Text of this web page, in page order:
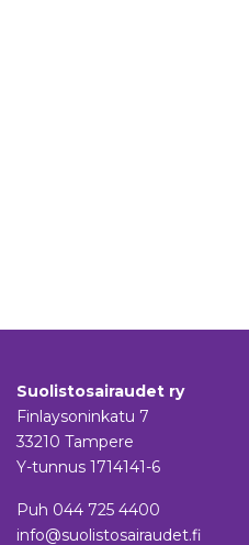
Suolistosairaudet ry
Finlaysoninkatu 7
33210 Tampere
Y-tunnus 1714141-6
Puh 044 725 4400
info@suolistosairaudet.fi